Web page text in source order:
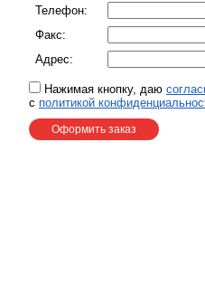
Телефон:
Факс:
Адрес:
Нажимая кнопку, даю
с политикой